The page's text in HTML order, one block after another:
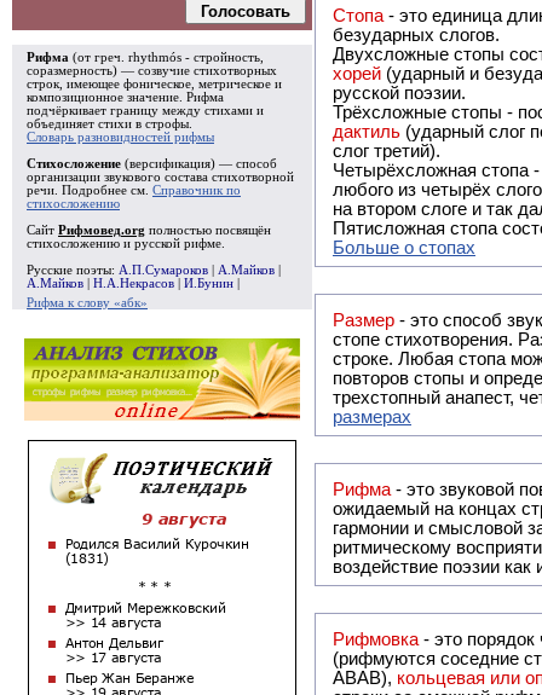
Голосовать
Рифма (от греч. rhythmós - стройность,
соразмерность) — созвучие стихотворных
строк, имеющее фоническое, метрическое и
композиционное значение. Рифма
подчёркивает границу между стихами и
объединяет стихи в строфы
Словарь разновидностей рифмы
Стихосложение (версификация) — способ
организации звукового состава стихотворной
речи. Подробнее см. Справочник по
стихосложению
Сайт Рифмовед.org полностью посвящён
стихосложению и русской рифме.
Русские поэты: А.П.Сумароков А.Майков
А.Майков
Н.А.Некрасов И.Бунин
Рифма к слову «абк»
Стопа - это единица
безударных слогов.
Двухсложные стопы
хорей (ударный и
русской поэзии.
Трёхсложные стопы -
дактиль (ударный слог
слог третий).
Четырёхсложная стопа
любого из четырёх
на втором слоге и так
Пятисложная стопа
Больше о стопах
Размер - это способ
стопе стихотворения.
строке. Любая стопа
повторов стопы и
трехстопный анапест,
размерах
Рифма - это звуковой повтор, традиционно используемый в поэзии и, как
ожидаемый на концах
гармонии и смысловой
ритмическому
воздействие поэзии
Рифмовка - это
(рифмуются соседние
ABAB), кольцевая или